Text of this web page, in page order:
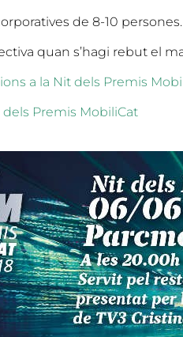
de 8-10 persones.
quan s’hagi rebut el
a la Nit dels Premis
Premis MobiliCat